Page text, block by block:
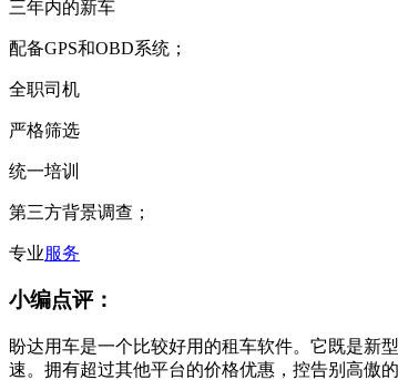
三年内的新车
配备GPS和OBD系统；
全职司机
严格筛选
统一培训
第三方背景调查；
专业服务
小编点评：
盼达用车是一个比较好用的租车软件。它既是新
速。拥有超过其他平台的价格优惠，控告别高傲